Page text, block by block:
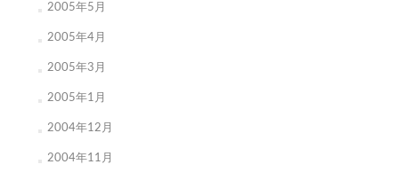
2005年5月
2005年4月
2005年3月
2005年1月
2004年12月
2004年11月